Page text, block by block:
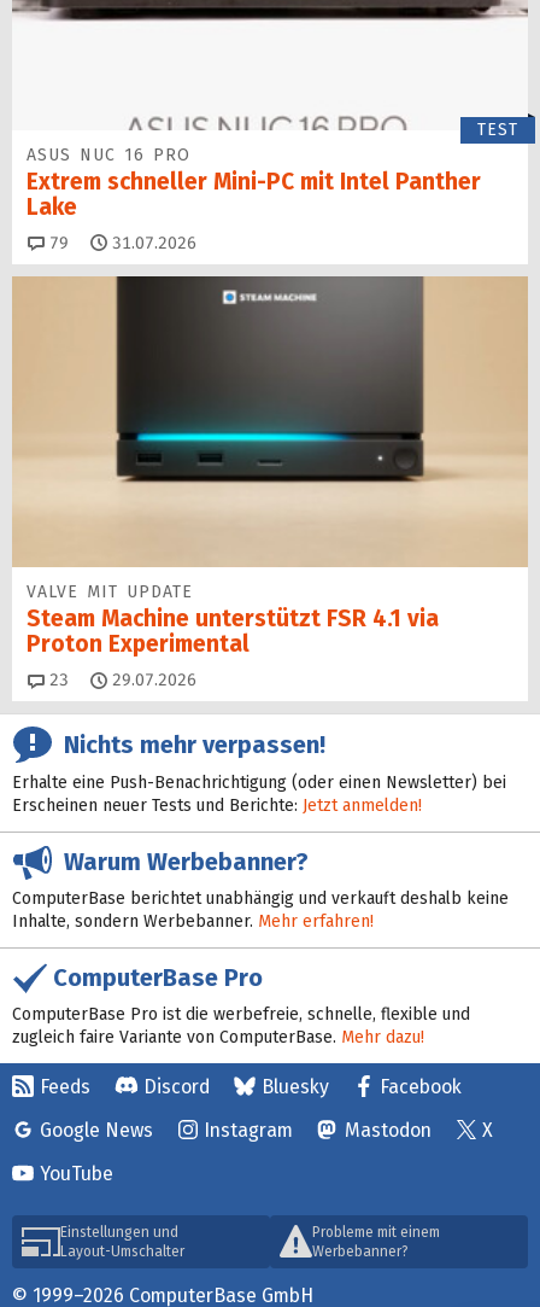
TEST
ASUS NUC 16 PRO
Extrem schneller Mini-PC mit Intel Panther
Lake
79 Kommentare
31.07.2026
VALVE MIT UPDATE
Steam Machine unterstützt FSR 4.1 via
Proton Experimental
23 Kommentare
29.07.2026
Nichts mehr verpassen!
Erhalte eine Push-Benachrichtigung (oder einen Newsletter) bei
Erscheinen neuer Tests und Berichte: Jetzt anmelden!
Warum Werbebanner?
ComputerBase berichtet unabhängig und verkauft deshalb keine
Inhalte, sondern Werbebanner. Mehr erfahren!
ComputerBase Pro
ComputerBase Pro ist die werbefreie, schnelle, flexible und
zugleich faire Variante von ComputerBase. Mehr dazu!
Feeds Discord Bluesky
Facebook
Google News
Instagram Mastodon
X
YouTube
Einstellungen und
Layout-Umschalter
Probleme mit einem
Werbebanner?
© 1999–2026 ComputerBase GmbH